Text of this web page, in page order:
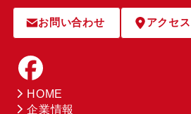
お問い合わせ アクセ
HOME
企業情報